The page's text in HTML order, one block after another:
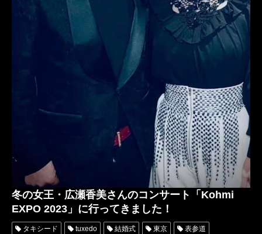
冬の女王・広瀬香美さんのコンサート「Kohmi
EXPO 2023」に行ってきました！
タキシード tuxedo 結婚式 東京 表参道